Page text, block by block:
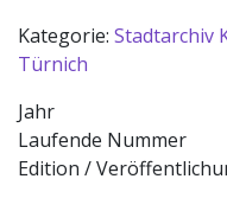
Kategorie: Stadtarchiv
Türnich
Jahr
Laufende Nummer
Edition /